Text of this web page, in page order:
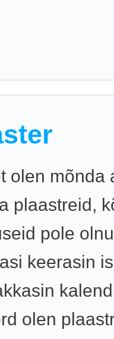
olen mõnda
plaastreid,
pole
keerasin
olen